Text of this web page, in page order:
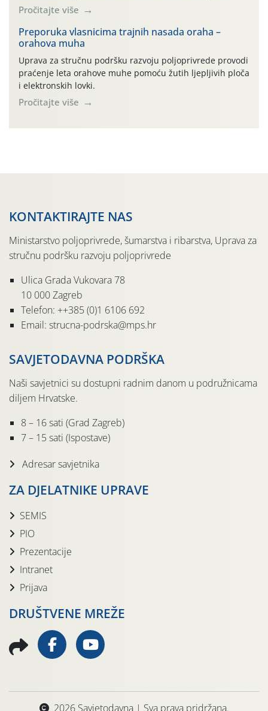
Pročitajte više
Preporuka vlasnicima trajnih nasada oraha –
orahova muha
Uprava za stručnu podršku razvoju poljoprivrede provodi
praćenje leta orahove muhe pomoću žutih ljepljivih ploča
i elektronskih lovki.
Pročitajte više
KONTAKTIRAJTE NAS
Ministarstvo poljoprivrede, šumarstva i ribarstva, Uprava za
stručnu podršku razvoju poljoprivrede
Ulica Grada Vukovara 78
10 000 Zagreb
Telefon: ++385 (0)1 6106 692
Email: strucna-podrska@mps.hr
SAVJETODAVNA PODRŠKA
Naši savjetnici su dostupni radnim danom u podružnicama
diljem Hrvatske.
8 – 16 sati (Grad Zagreb)
7 – 15 sati (Ispostave)
Adresar savjetnika
ZA DJELATNIKE UPRAVE
SEMIS
PIO
Prezentacije
Intranet
Prijava
DRUŠTVENE MREŽE
2026 Savjetodavna | Sva prava pridržana.